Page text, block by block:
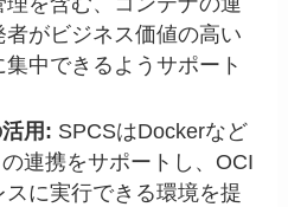
がビジネス価値の高い
中できるようサポート
用: SPCSはDockerなど
連携をサポートし、OCI
に実行できる環境を提